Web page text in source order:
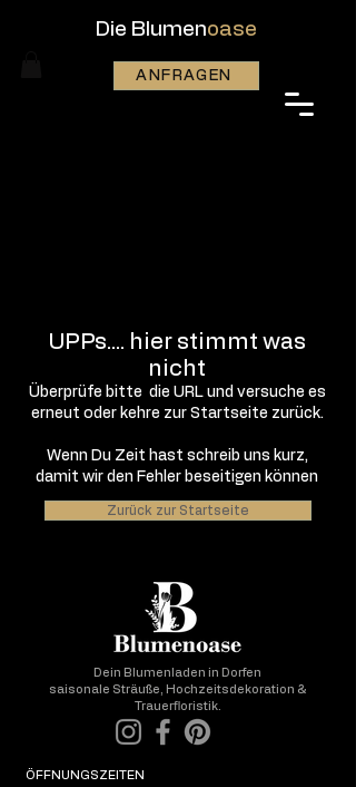
Die Blumenoase
ANFRAGEN
UPPs.... hier stimmt was
nicht
Überprüfe bitte die URL und versuche es
erneut oder kehre zur Startseite zurück.
Wenn Du Zeit hast schreib uns kurz,
damit wir den Fehler beseitigen können
Zurück zur Startseite
Dein Blumenladen in Dorfen
saisonale Sträuße, Hochzeitsdekoration &
Trauerfloristik.
ÖFFNUNGSZEITEN